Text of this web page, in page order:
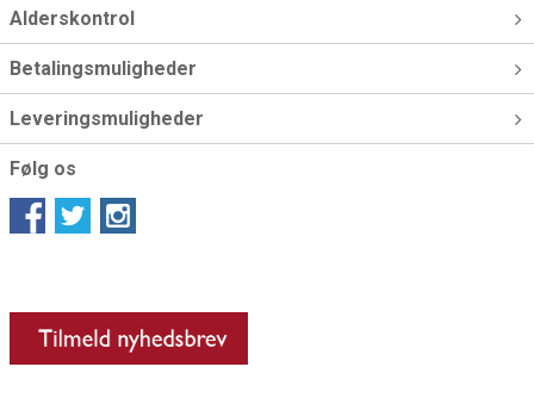
Alderskontrol
Betalingsmuligheder
Leveringsmuligheder
Følg os